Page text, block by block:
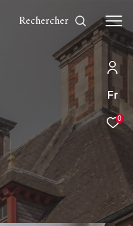
Fr
0
rechercher